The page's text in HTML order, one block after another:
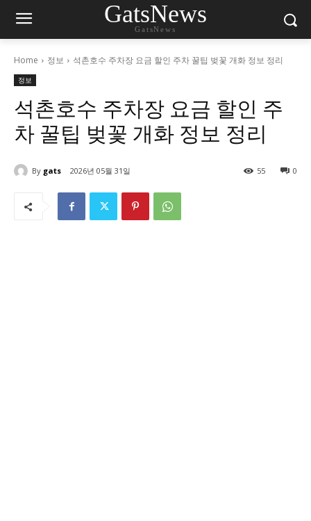
GatsNews
GatsNews
Home 정보 석촌호수 주차장 요금 할인 주차 꿀팁 벚꽃 개화 정보 정리
정보
석촌호수 주차장 요금 할인 주
차 꿀팁 벚꽃 개화 정보 정리
By gats 2026년 05월 31일 0
55